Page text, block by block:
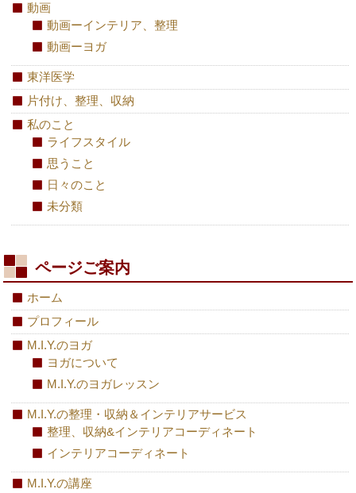
動画
動画ーインテリア、整理
動画ーヨガ
東洋医学
片付け、整理、収納
私のこと
ライフスタイル
思うこと
日々のこと
未分類
ページご案内
ホーム
プロフィール
M.I.Y.のヨガ
ヨガについて
M.I.Y.のヨガレッスン
M.I.Y.の整理・収納＆インテリアサービス
整理、収納&インテリアコーディネート
インテリアコーディネート
M.I.Y.の講座